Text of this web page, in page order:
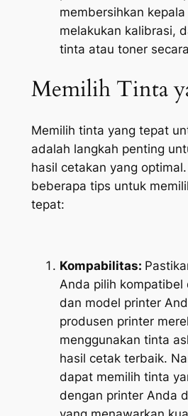
membersihkan
melakukan kalibrasi,
tinta atau toner
Memilih Tinta
Memilih tinta yang tepat
adalah langkah penting
hasil cetakan yang
beberapa tips untuk
tepat:
Kompabilitas:
Anda pilih kompatibel
dan model printer
produsen printer
menggunakan tinta
hasil cetak terbaik.
dapat memilih tinta
dengan printer Anda